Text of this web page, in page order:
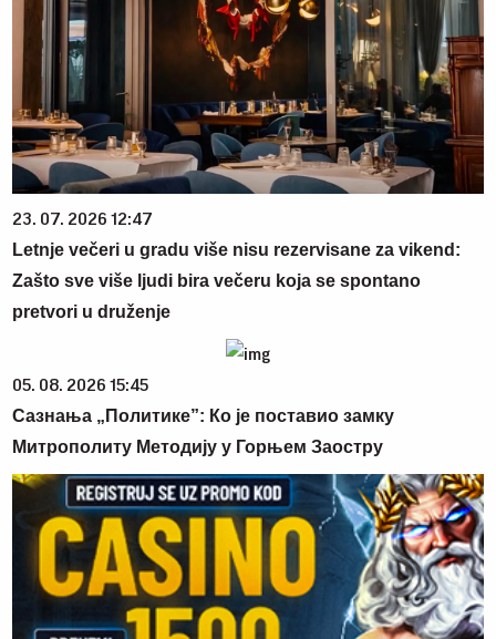
23. 07. 2026 12:47
Letnje večeri u gradu više nisu rezervisane za vikend:
Zašto sve više ljudi bira večeru koja se spontano
pretvori u druženje
05. 08. 2026 15:45
Сазнања „Политике”: Ко је поставио замку
Митрополиту Методију у Горњем Заостру